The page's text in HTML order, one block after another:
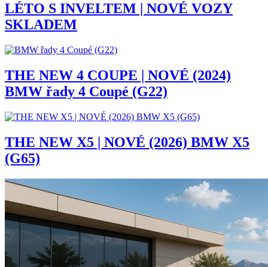
LÉTO S INVELTEM | NOVÉ VOZY
SKLADEM
THE NEW 4 COUPE | NOVÉ (2024)
BMW řady 4 Coupé (G22)
THE NEW X5 | NOVÉ (2026) BMW X5
(G65)